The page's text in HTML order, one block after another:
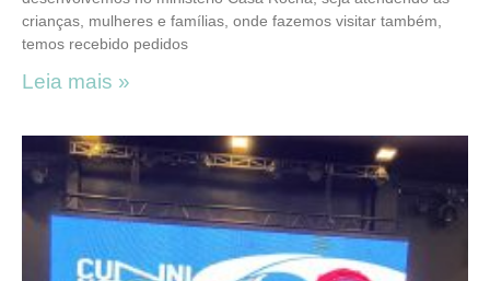
crianças, mulheres e famílias, onde fazemos visitar também,
temos recebido pedidos
Leia mais »